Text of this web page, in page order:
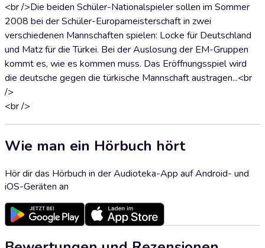
<br />Die beiden Schüler-Nationalspieler sollen im Sommer
2008 bei der Schüler-Europameisterschaft in zwei
verschiedenen Mannschaften spielen: Locke für Deutschland
und Matz für die Türkei. Bei der Auslosung der EM-Gruppen
kommt es, wie es kommen muss. Das Eröffnungsspiel wird
die deutsche gegen die türkische Mannschaft austragen...<br
/>
<br />
Wie man ein Hörbuch hört
Hör dir das Hörbuch in der Audioteka-App auf Android- und
iOS-Geräten an